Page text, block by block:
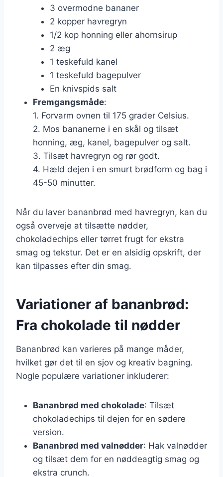
3 overmodne bananer
2 kopper havregryn
1/2 kop honning eller ahornsirup
2 æg
1 teskefuld kanel
1 teskefuld bagepulver
En knivspids salt
Fremgangsmåde:
1. Forvarm ovnen til 175 grader Celsius.
2. Mos bananerne i en skål og tilsæt
honning, æg, kanel, bagepulver og salt.
3. Tilsæt havregryn og rør godt.
4. Hæld dejen i en smurt brødform og bag i
45-50 minutter.
Når du laver bananbrød med havregryn, kan du
også overveje at tilsætte nødder,
chokoladechips eller tørret frugt for ekstra
smag og tekstur. Det er en alsidig opskrift, der
kan tilpasses efter din smag.
Variationer af bananbrød:
Fra chokolade til nødder
Bananbrød kan varieres på mange måder,
hvilket gør det til en sjov og kreativ bagning.
Nogle populære variationer inkluderer:
Bananbrød med chokolade: Tilsæt
chokoladechips til dejen for en sødere
version.
Bananbrød med valnødder: Hak valnødder
og tilsæt dem for en nøddeagtig smag og
ekstra crunch.